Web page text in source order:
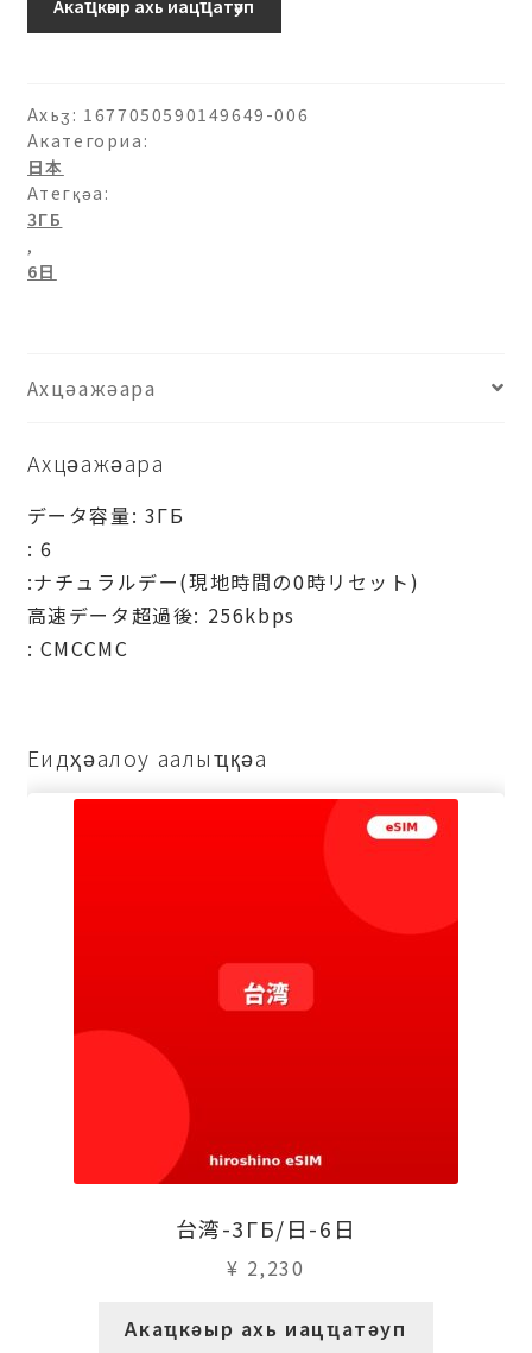
コ
モ)3ГБ-6
日
(Аԥсабаратә
мшы)
ашәагаа
Акаҵкәыр ахь иацҵатәуп
Ахьӡ: 1677050590149649-006
Акатегориа:
日本
Атегқәа:
3ГБ
,
6日
Ахцәажәара
Ахцәажәара
データ容量: 3ГБ
: 6
:ナチュラルデー(現地時間の0時リセット)
高速データ超過後: 256kbps
: СМССМС
Еидҳәалоу аалыҵқәа
台湾-3ГБ/日-6日
¥ 2,230
Акаҵкәыр ахь иацҵатәуп